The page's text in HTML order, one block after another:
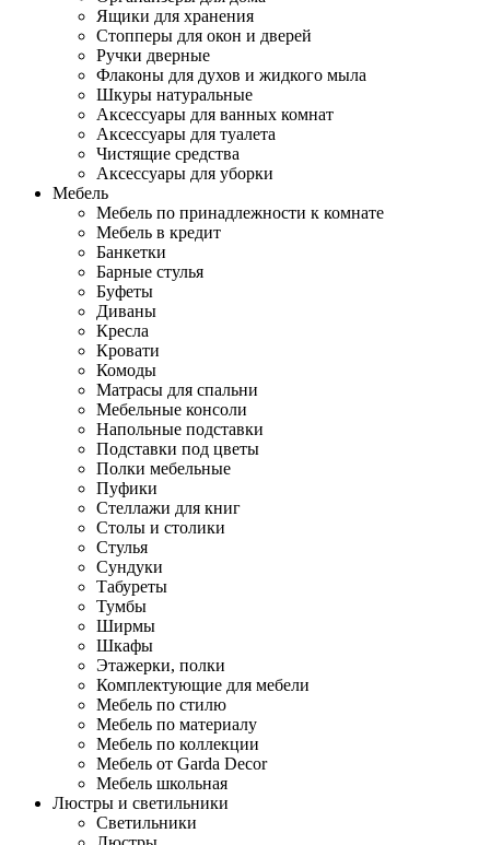
Ящики для хранения
Стопперы для окон и дверей
Ручки дверные
Флаконы для духов и жидкого мыла
Шкуры натуральные
Аксессуары для ванных комнат
Аксессуары для туалета
Чистящие средства
Аксессуары для уборки
Мебель
Мебель по принадлежности к комнате
Мебель в кредит
Банкетки
Барные стулья
Буфеты
Диваны
Кресла
Кровати
Комоды
Матрасы для спальни
Мебельные консоли
Напольные подставки
Подставки под цветы
Полки мебельные
Пуфики
Стеллажи для книг
Столы и столики
Стулья
Сундуки
Табуреты
Тумбы
Ширмы
Шкафы
Этажерки, полки
Комплектующие для мебели
Мебель по стилю
Мебель по материалу
Мебель по коллекции
Мебель от Garda Decor
Мебель школьная
Люстры и светильники
Светильники